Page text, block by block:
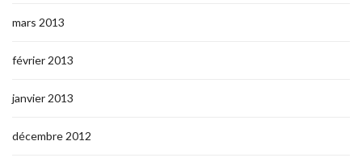
mars 2013
février 2013
janvier 2013
décembre 2012